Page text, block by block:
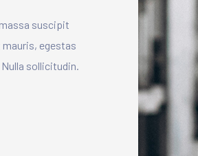
suscipit
mauris, egestas
sollicitudin.